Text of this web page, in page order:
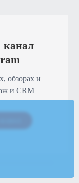
канал
обзорах и
и CRM